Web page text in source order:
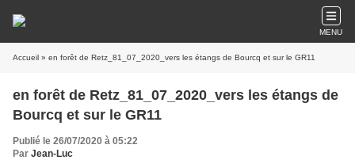
MENU
Accueil » en forêt de Retz_81_07_2020_vers les étangs de Bourcq et sur le GR11
en forêt de Retz_81_07_2020_vers les étangs de
Bourcq et sur le GR11
Publié le 26/07/2020 à 05:22
Par Jean-Luc